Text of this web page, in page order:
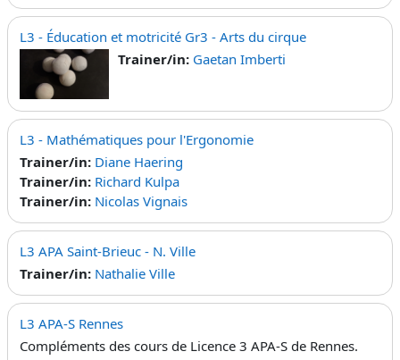
L3 - Éducation et motricité Gr3 - Arts du cirque
Trainer/in: Gaetan Imberti
L3 - Mathématiques pour l'Ergonomie
Trainer/in: Diane Haering
Trainer/in: Richard Kulpa
Trainer/in: Nicolas Vignais
L3 APA Saint-Brieuc - N. Ville
Trainer/in: Nathalie Ville
L3 APA-S Rennes
Compléments des cours de Licence 3 APA-S de Rennes.